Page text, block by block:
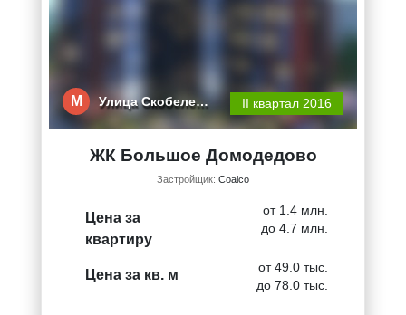
М Улица Скобеле… II квартал 2016
ЖК Большое Домодедово
Застройщик: Coalco
Цена за
квартиру
от 1.4 млн.
до 4.7 млн.
Цена за кв. м
от 49.0 тыс.
до 78.0 тыс.